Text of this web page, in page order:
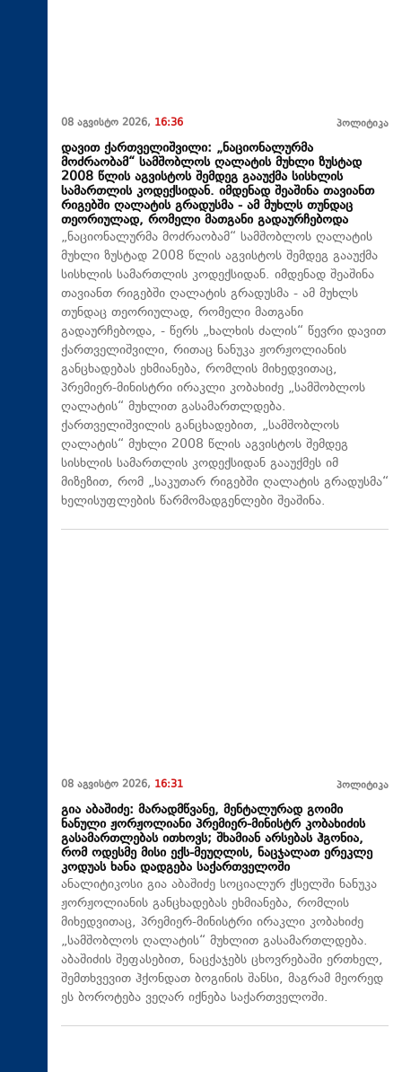
08 აგვისტო 2026, 16:36 პოლიტიკა
დავით ქართველიშვილი: „ნაციონალურმა
მოძრაობამ“ სამშობლოს ღალატის მუხლი ზუსტად
2008 წლის აგვისტოს შემდეგ გააუქმა სისხლის
სამართლის კოდექსიდან. იმდენად შეაშინა თავიანთ
რიგებში ღალატის გრადუსმა - ამ მუხლს თუნდაც
თეორიულად, რომელი მათგანი გადაურჩებოდა
„ნაციონალურმა მოძრაობამ“ სამშობლოს ღალატის
მუხლი ზუსტად 2008 წლის აგვისტოს შემდეგ გააუქმა
სისხლის სამართლის კოდექსიდან. იმდენად შეაშინა
თავიანთ რიგებში ღალატის გრადუსმა - ამ მუხლს
თუნდაც თეორიულად, რომელი მათგანი
გადაურჩებოდა, - წერს „ხალხის ძალის“ წევრი დავით
ქართველიშვილი, რითაც ნანუკა ჟორჟოლიანის
განცხადებას ეხმიანება, რომლის მიხედვითაც,
პრემიერ-მინისტრი ირაკლი კობახიძე „სამშობლოს
ღალატის“ მუხლით გასამართლდება.
ქართველიშვილის განცხადებით, „სამშობლოს
ღალატის“ მუხლი 2008 წლის აგვისტოს შემდეგ
სისხლის სამართლის კოდექსიდან გააუქმეს იმ
მიზეზით, რომ „საკუთარ რიგებში ღალატის გრადუსმა“
ხელისუფლების წარმომადგენლები შეაშინა.
08 აგვისტო 2026, 16:31 პოლიტიკა
გია აბაშიძე: მარადმწვანე, მენტალურად გოიმი
ნანული ჟორჟოლიანი პრემიერ-მინისტრ კობახიძის
გასამართლებას ითხოვს; შხამიან არსებას ჰგონია,
რომ ოდესმე მისი ექს-მეუღლის, ნაცჯალათ ერეკლე
კოდუას ხანა დადგება საქართველოში
ანალიტიკოსი გია აბაშიძე სოციალურ ქსელში ნანუკა
ჟორჟოლიანის განცხადებას ეხმიანება, რომლის
მიხედვითაც, პრემიერ-მინისტრი ირაკლი კობახიძე
„სამშობლოს ღალატის“ მუხლით გასამართლდება.
აბაშიძის შეფასებით, ნაცქაჯებს ცხოვრებაში ერთხელ,
შემთხვევით ჰქონდათ ბოგინის შანსი, მაგრამ მეორედ
ეს ბოროტება ვეღარ იქნება საქართველოში.